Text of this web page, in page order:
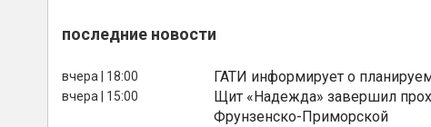
последние новости
вчера | 18:00 ГАТИ информирует о
вчера | 15:00
Щит «Надежда» завершил
Фрунзенско-Приморской